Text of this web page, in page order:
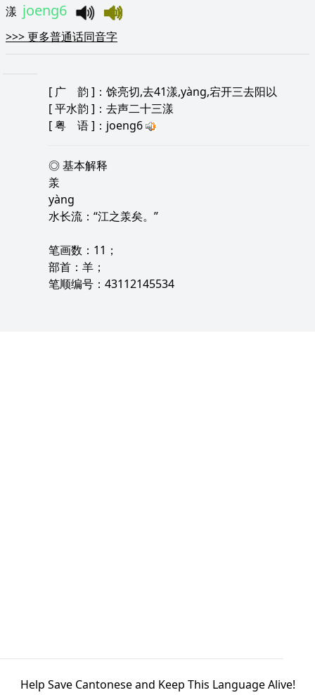
漾 joeng6
>>>更多普通话同音字
[ 广 韵 ]：馀亮切,去41漾,yàng,宕开三去阳以
[平水韵 ]：去声二十三漾
[粤 语]：joeng6
◎ 基本解释
羕
yàng
水长流：“江之羕矣。”
笔画数：11；
部首：羊；
笔顺编号：43112145534
Help Save Cantonese and Keep This Language Alive!